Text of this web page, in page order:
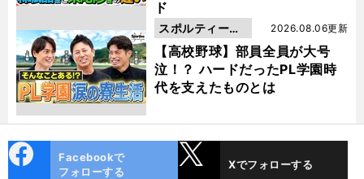
ド
【高校野球】部員全員が大号
泣！？ ハードだったPL学園時
代を支えたものとは
2026.08.06更新
スポルティーバ
動画
ok
Facebookで
フォローする
Xでフォローする